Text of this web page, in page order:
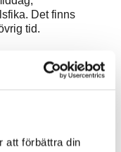
att förbättra din
Det finns
tid.
och behov.